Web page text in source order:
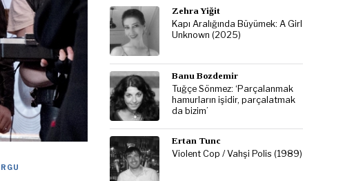
Zehra Yiğit
Kapı Aralığında Büyümek: A Girl
Unknown (2025)
Banu Bozdemir
Tuğçe Sönmez: ‘Parçalanmak
hamurların işidir, parçalatmak
da bizim’
Ertan Tunc
Violent Cop / Vahşi Polis (1989)